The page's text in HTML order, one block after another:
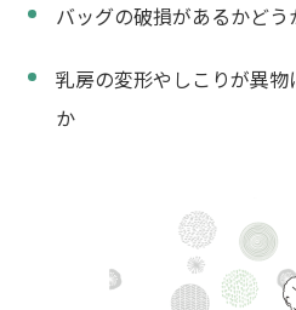
バッグの破損があるかどう
乳房の変形やしこりが異
か